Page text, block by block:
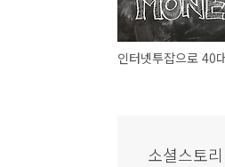
소셜스토리